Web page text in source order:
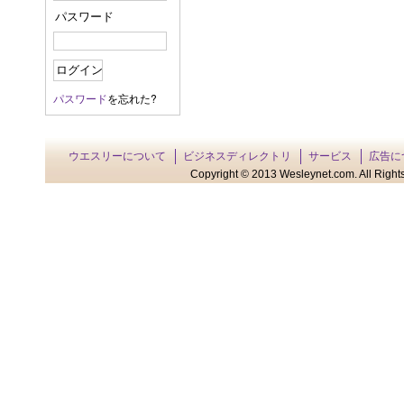
パスワード
パスワードを忘れた?
ウエスリーについて ビジネスディレクトリ サービス
広告に
Copyright © 2013 Wesleynet.com. All